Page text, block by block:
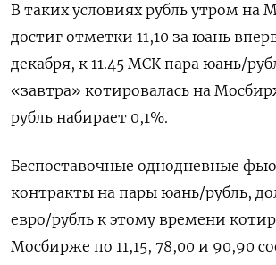
В таких условиях ​рубль утром на
достиг отметки 11,10 за юань
декабря, к 11.45 МСК пара юань/
«завтра» котировалась на
рубль набирает 0,1%.
Беспоставочные однодневные
контракты на ⁠пары юань/рубль,
евро/рубль к этому времени
Мосбирже по 11,15, 78,00 и 90,90